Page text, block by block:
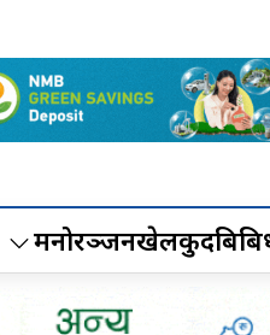
मनोरञ्जनखेलकुद